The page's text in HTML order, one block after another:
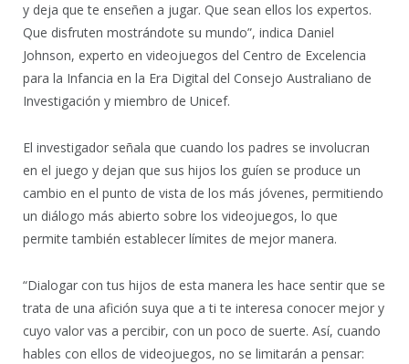
y deja que te enseñen a jugar. Que sean ellos los expertos.
Que disfruten mostrándote su mundo”, indica Daniel
Johnson, experto en videojuegos del Centro de Excelencia
para la Infancia en la Era Digital del Consejo Australiano de
Investigación y miembro de Unicef.
El investigador señala que cuando los padres se involucran
en el juego y dejan que sus hijos los guíen se produce un
cambio en el punto de vista de los más jóvenes, permitiendo
un diálogo más abierto sobre los videojuegos, lo que
permite también establecer límites de mejor manera.
“Dialogar con tus hijos de esta manera les hace sentir que se
trata de una afición suya que a ti te interesa conocer mejor y
cuyo valor vas a percibir, con un poco de suerte. Así, cuando
hables con ellos de videojuegos, no se limitarán a pensar: